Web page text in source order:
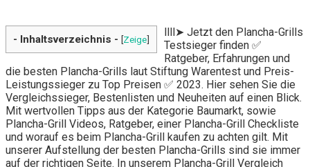
- Inhaltsverzeichnis - [Zeige]
llll➤ Jetzt den Plancha-Grills
Testsieger finden ✅
Ratgeber, Erfahrungen und
die besten Plancha-Grills laut Stiftung Warentest und Preis-
Leistungssieger zu Top Preisen ✅ 2023. Hier sehen Sie die
Vergleichssieger, Bestenlisten und Neuheiten auf einen Blick.
Mit wertvollen Tipps aus der Kategorie Baumarkt, sowie
Plancha-Grill Videos, Ratgeber, einer Plancha-Grill Checkliste
und worauf es beim Plancha-Grill kaufen zu achten gilt. Mit
unserer Aufstellung der besten Plancha-Grills sind sie immer
auf der richtigen Seite. In unserem Plancha-Grill Vergleich